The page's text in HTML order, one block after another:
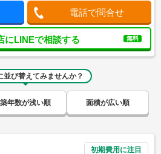
電話で問合せ
にLINEで相談する 無料
並び替えてみませんか？
築年数が浅い順 面積が広い順
初期費用に注目